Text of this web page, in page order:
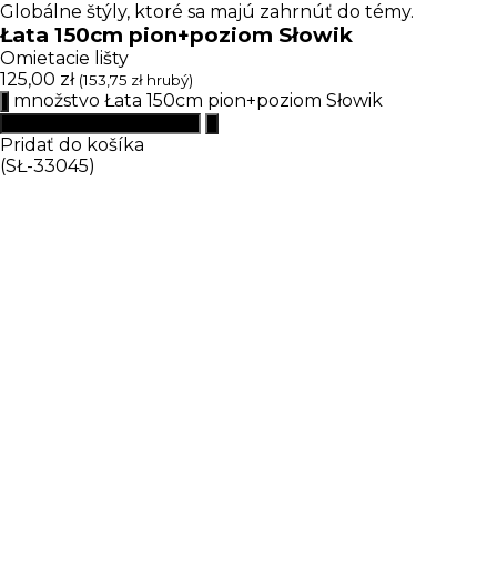
Globálne štýly, ktoré sa majú zahrnúť do témy.
Łata 150cm pion+poziom Słowik
Omietacie lišty
125,00 zł (153,75 zł hrubý)
množstvo Łata 150cm pion+poziom Słowik
Pridať do košíka
(SŁ-33045)